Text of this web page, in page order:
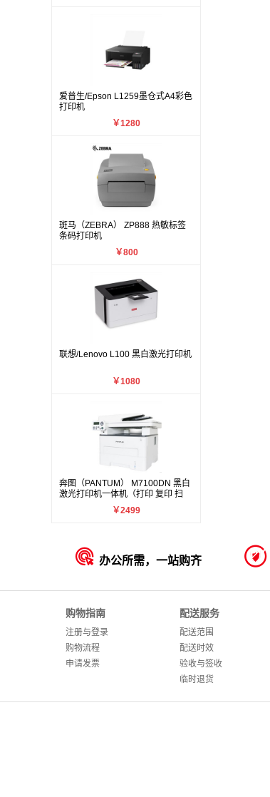
爱普生/Epson L1259墨仓式A4彩色
打印机
￥1280
斑马（ZEBRA） ZP888 热敏标签
条码打印机
￥800
联想/Lenovo L100 黑白激光打印机
￥1080
奔图（PANTUM） M7100DN 黑白
激光打印机一体机（打印 复印 扫
￥2499
 办公所需，一站购齐 
购物指南
注册与登录
购物流程
申请发票
配送服务
配送范围
配送时效
验收与签收
临时退货